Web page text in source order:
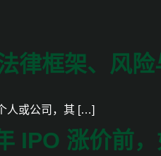
律框架、风
人或公司，其 […]
IPO 涨价前